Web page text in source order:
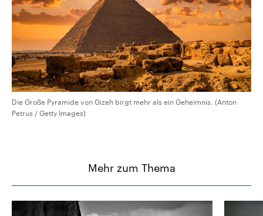
Die Große Pyramide von Gizeh birgt mehr als ein Geheimnis. (Anton
Petrus / Getty Images)
Mehr zum Thema